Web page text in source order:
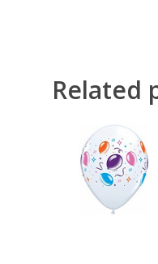
Related
360,00RSD